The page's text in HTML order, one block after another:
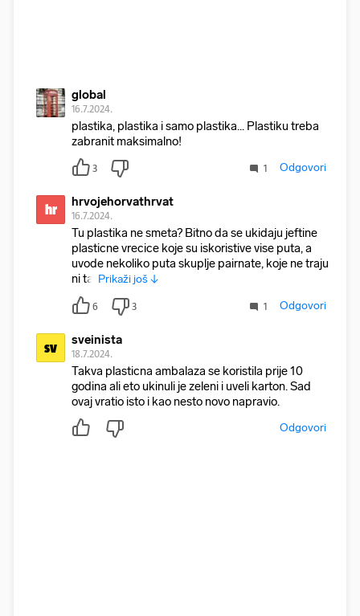
global
16.7.2024.
plastika, plastika i samo plastika... Plastiku treba
zabranit maksimalno!
3 1 Odgovori
hr hrvojehorvathrvat
16.7.2024.
Tu plastika ne smeta? Bitno da se ukidaju jeftine
plasticne vrecice koje su iskoristive vise puta, a
uvode nekoliko puta skuplje pairnate, koje ne traju
ni taj Prikaži još ↓
6 3 1 Odgovori
sv sveinista
18.7.2024.
Takva plasticna ambalaza se koristila prije 10
godina ali eto ukinuli je zeleni i uveli karton. Sad
ovaj vratio isto i kao nesto novo napravio.
Odgovori